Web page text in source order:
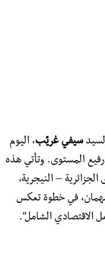
سيفي غريّب، اليوم
رفيع المستوى. وتأتي هذه
– النيجرية،
مهمان، في خطوة تعكس
الاقتصادي الشامل”.